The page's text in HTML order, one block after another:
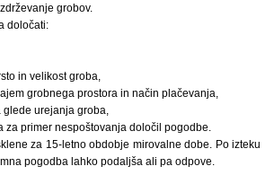
grobov.
določati:
in velikost groba,
grobnega prostora in način plačevanja,
urejanja groba,
za primer nespoštovanja določil pogodbe.
za 15-letno obdobje mirovalne dobe. Po izteku
pogodba lahko podaljša ali pa odpove.